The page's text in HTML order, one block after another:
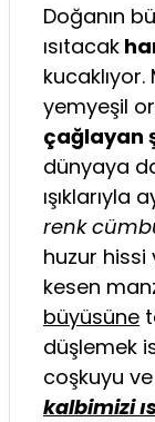
Doğanın
ısıtacak
yemyeşil
çağlayan
dünyaya
ışıklarıyla
renk
huzur hissi
kesen
büyüsüne
düşlemek
coşkuyu ve
kalbimizi